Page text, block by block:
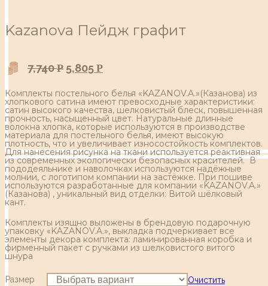
Kazanova Пейдж графит
7,740Р 5,805 Р
Комплекты постельного белья «KAZANOV.A.»(Казанова) из
хлопкового сатина имеют превосходные характеристики:
сатин высокого качества, шелковистый блеск, повышенная
прочность, насыщенный цвет. Натуральные длинные
волокна хлопка, которые используются в производстве
материала для постельного белья, имеют высокую
плотность, что и увеличивает износостойкость комплектов.
Для нанесения рисунка на ткани используется реактивная
из современных экологически безопасных красителей. В
пододеяльнике и наволочках используются надёжные
молнии, с логотипом компании на застёжке. При пошиве
используются разработанные для компании «KAZANOV.A.»
(Казанова) , уникальный вид отделки: Витой шёлковый
кант.
Комплекты изящно выложены в брендовую подарочную
упаковку «KAZANOV.A.», выкладка подчеркивает все
элементы декора комплекта: ламинированная коробка и
фирменный пакет с ручками из шелковистого витого
шнура
Размер Очистить